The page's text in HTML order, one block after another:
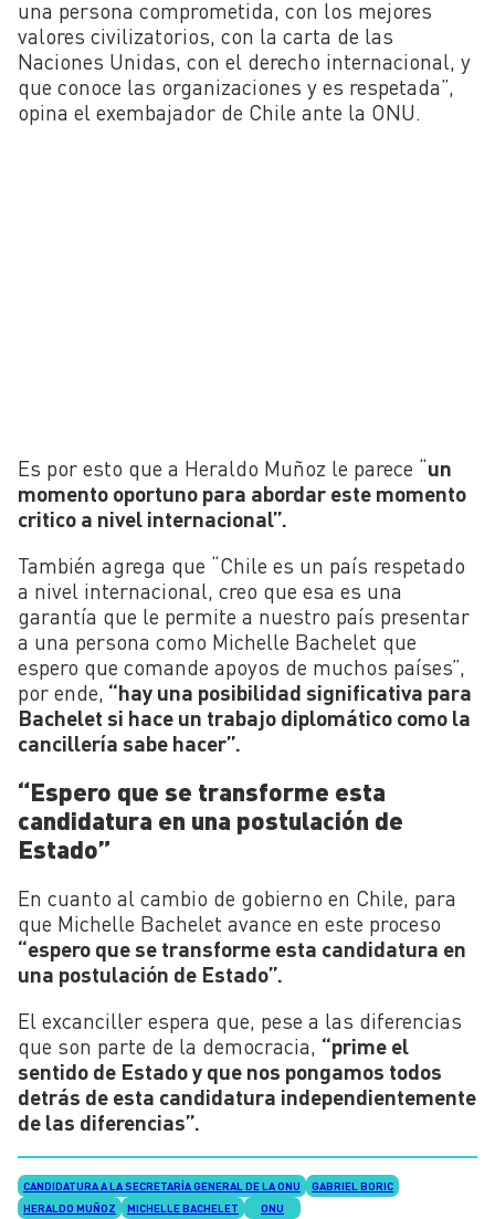
una persona comprometida, con los mejores
valores civilizatorios, con la carta de las
Naciones Unidas, con el derecho internacional, y
que conoce las organizaciones y es respetada”,
opina el exembajador de Chile ante la ONU.
Es por esto que a Heraldo Muñoz le parece “un
momento oportuno para abordar este momento
critico a nivel internacional”.
También agrega que “Chile es un país respetado
a nivel internacional, creo que esa es una
garantía que le permite a nuestro país presentar
a una persona como Michelle Bachelet que
espero que comande apoyos de muchos países”,
por ende, “hay una posibilidad significativa para
Bachelet si hace un trabajo diplomático como la
cancillería sabe hacer”.
“Espero que se transforme esta
candidatura en una postulación de
Estado”
En cuanto al cambio de gobierno en Chile, para
que Michelle Bachelet avance en este proceso
“espero que se transforme esta candidatura en
una postulación de Estado”.
El excanciller espera que, pese a las diferencias
que son parte de la democracia, “prime el
sentido de Estado y que nos pongamos todos
detrás de esta candidatura independientemente
de las diferencias”.
CANDIDATURA A LA SECRETARÍA GENERAL DE LA ONU
GABRIEL BORIC
HERALDO MUÑOZ
MICHELLE BACHELET
ONU